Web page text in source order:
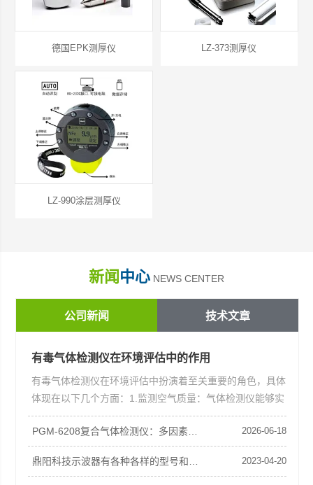
德国EPK测厚仪 LZ-373测厚仪
LZ-990涂层测厚仪
新闻 中心 NEWS CENTER
公司新闻 技术文章
有毒气体检测仪在环境评估中的作用
有毒气体检测仪在环境评估中扮演着至关重要的角色，具体
体现在以下几个方面：1.监测空气质量：气体检测仪能够实
时监测作业场所或环境中的空气质量，检测空气中的有毒有
害......
PGM-6208复合气体检测仪：多因素危险环境监测的可靠伙伴 2026-06-18
2023-04-20